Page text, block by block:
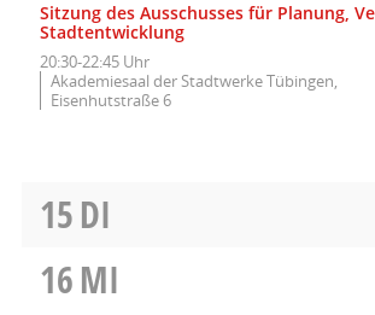
Sitzung des Ausschusses für Planung,
Stadtentwicklung
20:30-22:45 Uhr
Akademiesaal der Stadtwerke Tübingen,
Eisenhutstraße 6
15DI
16MI